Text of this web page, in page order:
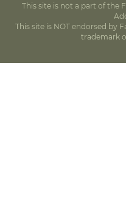
This site is not a part of the
This site is NOT endorsed by
trademark